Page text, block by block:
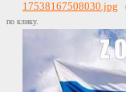
17538167508030.jpg
по клику.